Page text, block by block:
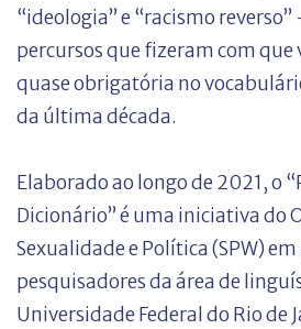
“ideologia” e “racismo reverso”
percursos que fizeram com que
quase obrigatória no
da última década.
Elaborado ao longo de 2021, o
Dicionário” é uma iniciativa do
Sexualidade e Política (SPW)
pesquisadores da área de
Universidade Federal do Rio de